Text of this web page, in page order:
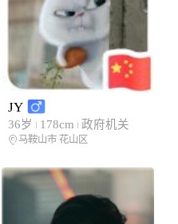
JY
36岁 178cm 政府机关
马鞍山市 花山区